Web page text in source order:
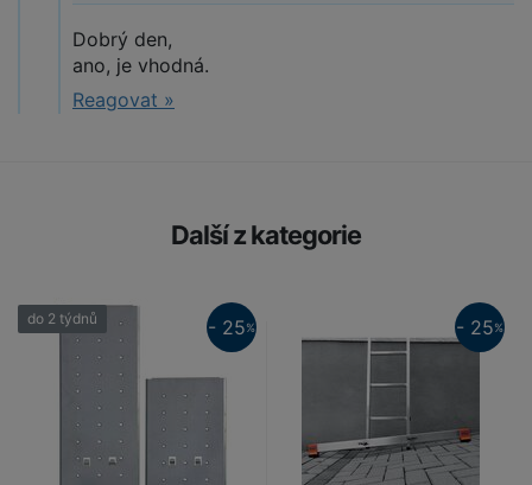
Dobrý den,
ano, je vhodná.
Reagovat »
Další z kategorie
do 2 týdnů
- 25% - 25%